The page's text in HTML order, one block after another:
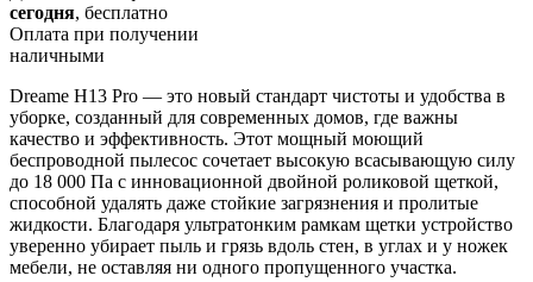
сегодня, бесплатно
Оплата при получении
наличными
Dreame H13 Pro — это новый стандарт чистоты и удобства в
уборке, созданный для современных домов, где важны
качество и эффективность. Этот мощный моющий
беспроводной пылесос сочетает высокую всасывающую силу
до 18 000 Па с инновационной двойной роликовой щеткой,
способной удалять даже стойкие загрязнения и пролитые
жидкости. Благодаря ультратонким рамкам щетки устройство
уверенно убирает пыль и грязь вдоль стен, в углах и у ножек
мебели, не оставляя ни одного пропущенного участка.